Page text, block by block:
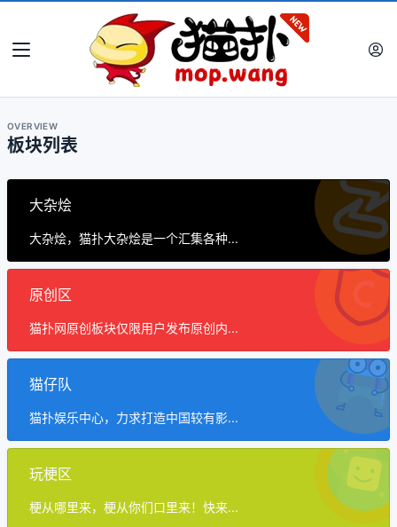
OVERVIEW
板块列表
大杂烩
大杂烩，猫扑大杂烩是一个汇集各种...
原创区
猫扑网原创板块仅限用户发布原创内...
猫仔队
猫扑娱乐中心，力求打造中国较有影...
玩梗区
梗从哪里来，梗从你们口里来！快来...